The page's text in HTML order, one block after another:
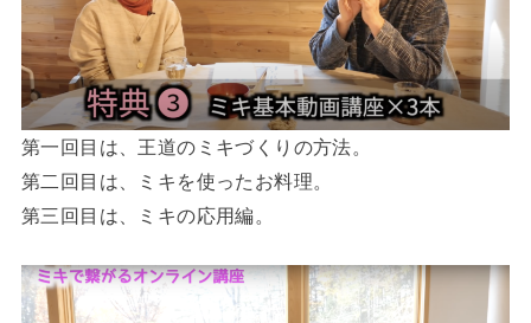
第一回目は、王道のミキづくりの方法。
第二回目は、ミキを使ったお料理。
第三回目は、ミキの応用編。